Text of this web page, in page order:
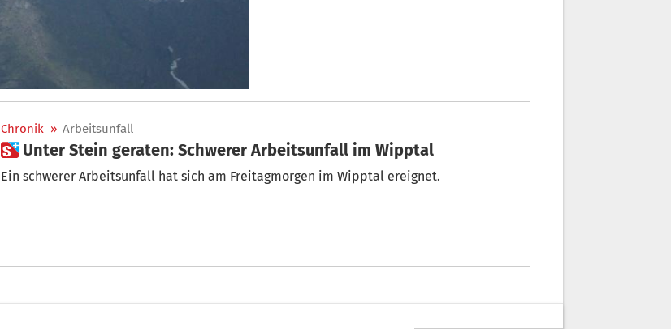
Chronik » Arbeitsunfall
 Unter Stein geraten: Schwerer Arbeitsunfall im Wipptal
Ein schwerer Arbeitsunfall hat sich am Freitagmorgen im Wipptal ereignet.